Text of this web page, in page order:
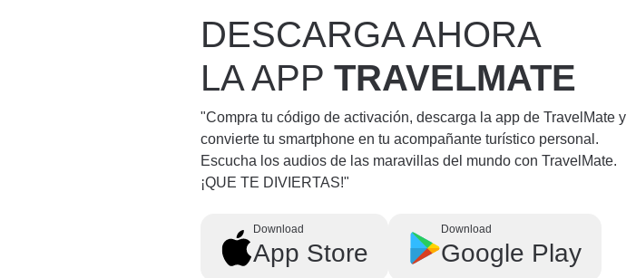
DESCARGA AHORA
LA APPTRAVELMATE
"Compra tu código de activación, descarga la app de TravelMate y
convierte tu smartphone en tu acompañante turístico personal.
Escucha los audios de las maravillas del mundo con TravelMate.
¡QUE TE DIVIERTAS!"
Download
App Store
Download
Google Play